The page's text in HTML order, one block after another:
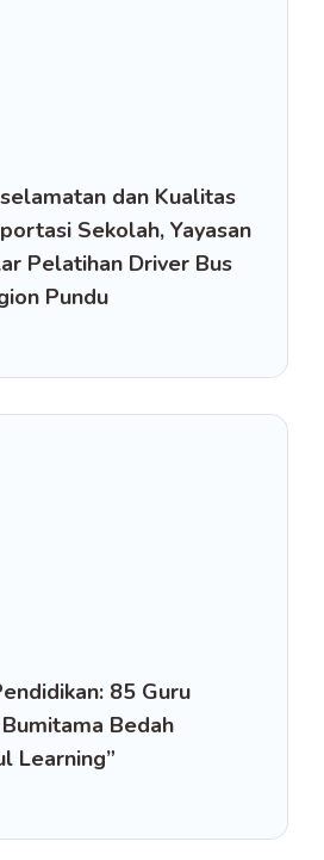
dan Kualitas
Sekolah, Yayasan
Pelatihan Driver Bus
Pundu
85 Guru
Bedah
Learning”